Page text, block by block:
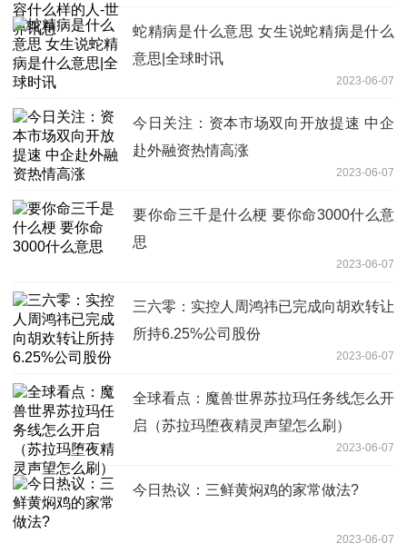
蛇精病是什么意思 女生说蛇精病是什么
意思|全球时讯
2023-06-07
今日关注：资本市场双向开放提速 中企
赴外融资热情高涨
2023-06-07
要你命三千是什么梗 要你命3000什么意
思
2023-06-07
三六零：实控人周鸿祎已完成向胡欢转让
所持6.25%公司股份
2023-06-07
全球看点：魔兽世界苏拉玛任务线怎么开
启（苏拉玛堕夜精灵声望怎么刷）
2023-06-07
今日热议：三鲜黄焖鸡的家常做法?
2023-06-07